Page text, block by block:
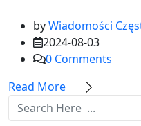
byWiadomości
2024-08-03
0 Comments
Read More